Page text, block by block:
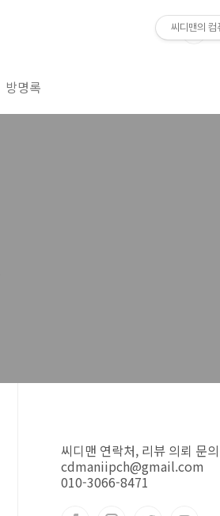
방명록
씨디맨 연락처, 리뷰 의뢰 문의
cdmaniipch@gmail.com
010-3066-8471
씨디맨의 컴